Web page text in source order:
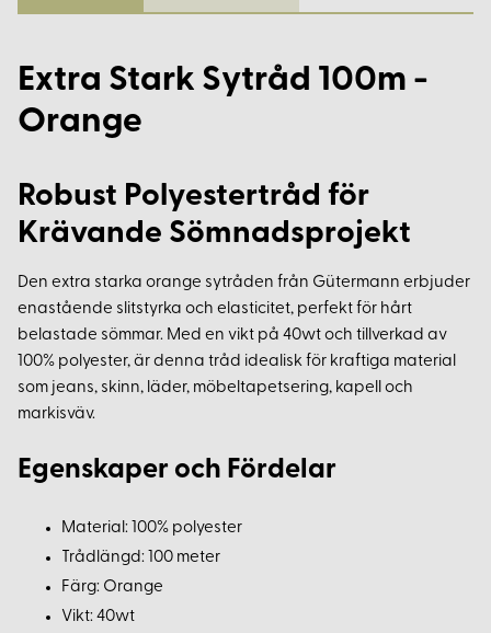
Extra Stark Sytråd 100m -
Orange
Robust Polyestertråd för
Krävande Sömnadsprojekt
Den extra starka orange sytråden från Gütermann erbjuder
enastående slitstyrka och elasticitet, perfekt för hårt
belastade sömmar. Med en vikt på 40wt och tillverkad av
100% polyester, är denna tråd idealisk för kraftiga material
som jeans, skinn, läder, möbeltapetsering, kapell och
markisväv.
Egenskaper och Fördelar
Material: 100% polyester
Trådlängd: 100 meter
Färg: Orange
Vikt: 40wt